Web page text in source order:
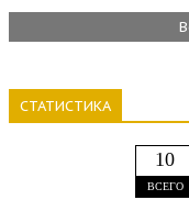
СТАТИСТИКА
10
ВСЕГО